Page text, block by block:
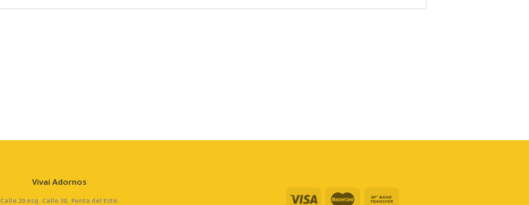
Vivai Adornos
Calle 20 esq. Calle 30, Punta del Este.